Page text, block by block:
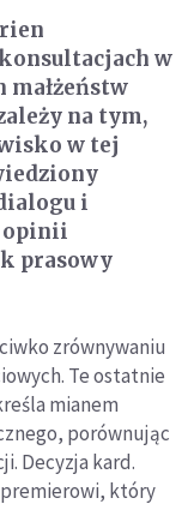
w
na tym,
w tej
i
opinii
prasowy
zrównywaniu
Te ostatnie
mianem
porównując
Decyzja kard.
premierowi, który